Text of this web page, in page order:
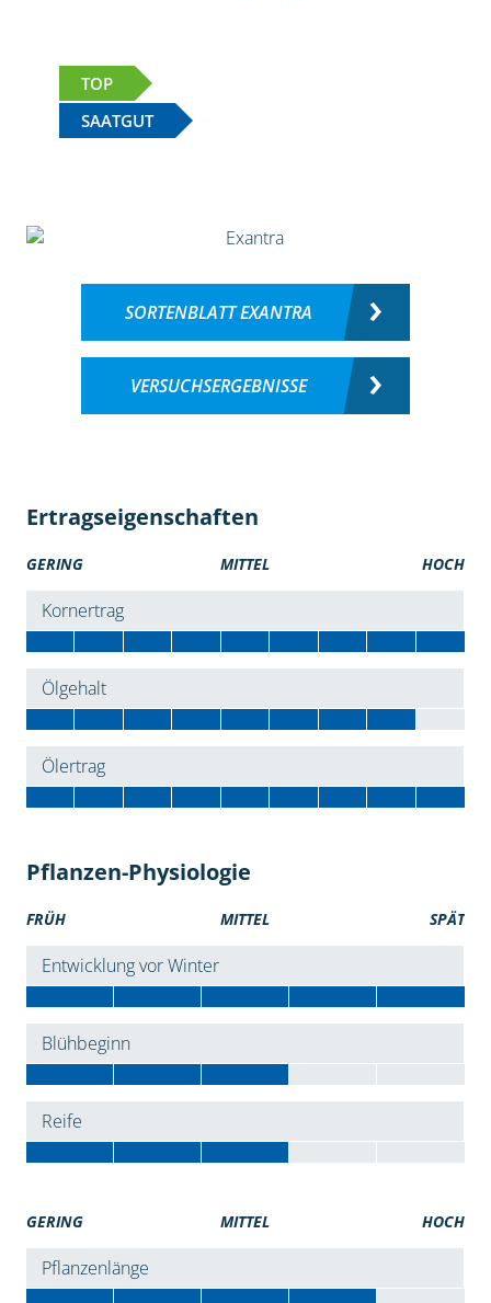
TOP
SAATGUT
SORTENBLATT EXANTRA
VERSUCHSERGEBNISSE
Ertragseigenschaften
GERING MITTEL HOCH
Kornertrag
Ölgehalt
Ölertrag
Pflanzen-Physiologie
FRÜH MITTEL SPÄT
Entwicklung vor Winter
Blühbeginn
Reife
GERING MITTEL HOCH
Pflanzenlänge